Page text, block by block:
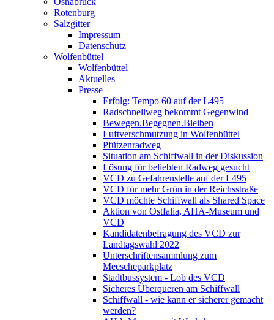
Rotenburg
Salzgitter
Impressum
Datenschutz
Wolfenbüttel
Wolfenbüttel
Aktuelles
Presse
Erfolg: Tempo 60 auf der L495
Radschnellweg bekommt Gegenwind
Bewegen.Begegnen.Bleiben
Luftverschmutzung in Wolfenbüttel
Pfützenradweg
Situation am Schiffwall in der Diskussion
Lösung für beliebten Radweg gesucht
VCD zu Gefahrenstelle auf der L495
VCD für mehr Grün in der Reichsstraße
VCD möchte Schiffwall als Shared Space
Aktion von Ostfalia, AHA-Museum und
VCD
Kandidatenbefragung des VCD zur
Landtagswahl 2022
Unterschriftensammlung zum
Meescheparkplatz
Stadtbussystem - Lob des VCD
Sicheres Überqueren am Schiffwall
Schiffwall - wie kann er sicherer gemacht
werden?